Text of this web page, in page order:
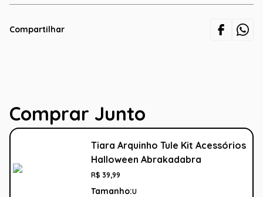
Compartilhar
Comprar Junto
Tiara Arquinho Tule Kit Acessórios
Halloween Abrakadabra
R$ 39,99
Tamanho:U